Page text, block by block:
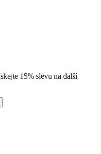
15% slevu na další